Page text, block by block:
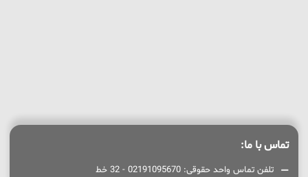
تماس با ما:
تلفن تماس واحد حقوقی: 02191095670 - 32 خط